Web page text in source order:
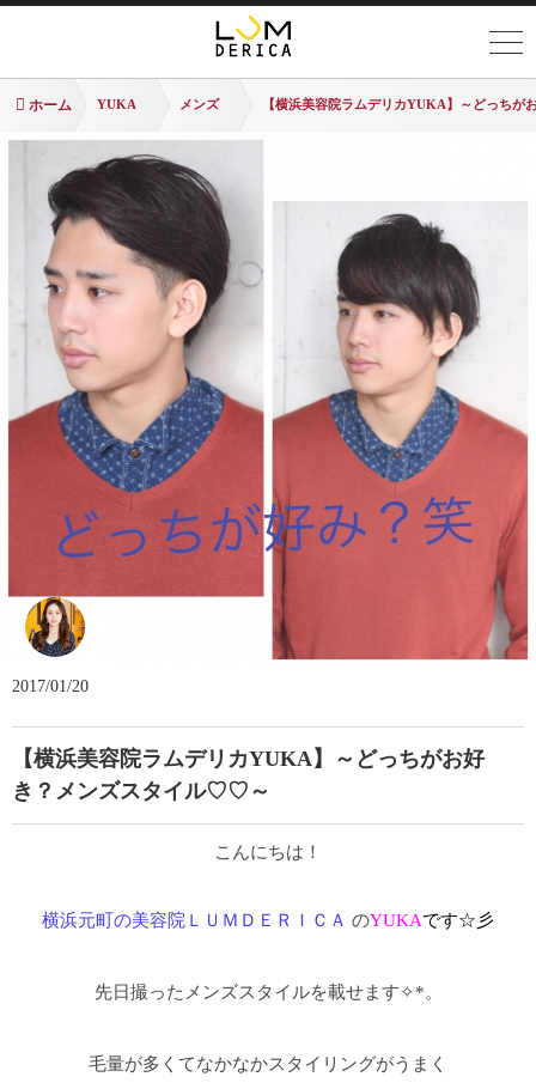
ホーム YUKA メンズ 【横浜美容院ラムデリカYUKA】～どっち
2017/01/20
【横浜美容院ラムデリカYUKA】～どっちがお好
き？メンズスタイル♡♡～
こんにちは！
横浜元町の美容院ＬＵＭＤＥＲＩＣＡ のYUKAです☆彡
先日撮ったメンズスタイルを載せます✧*。
毛量が多くてなかなかスタイリングがうまく